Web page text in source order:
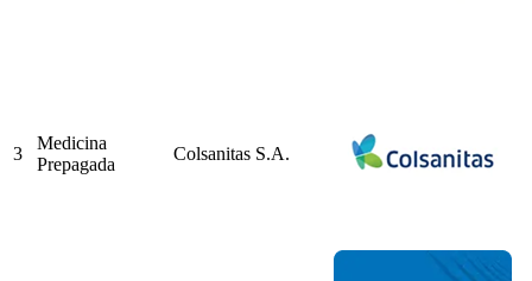
3
Medicina
Prepagada
Colsanitas S.A.